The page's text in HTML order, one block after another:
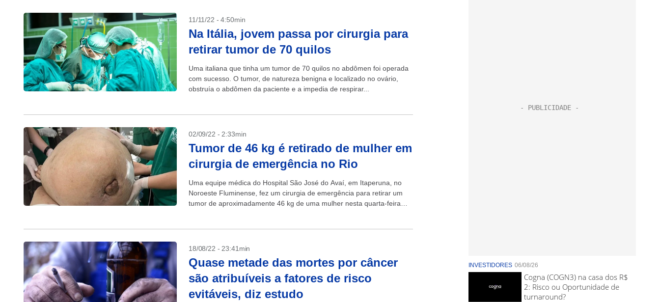
11/11/22 - 4:50min
Na Itália, jovem passa por cirurgia para
retirar tumor de 70 quilos
Uma italiana que tinha um tumor de 70 quilos no abdômen foi operada
com sucesso. O tumor, de natureza benigna e localizado no ovário,
obstruía o abdômen da paciente e a impedia de respirar...
02/09/22 - 2:33min
Tumor de 46 kg é retirado de mulher em
cirurgia de emergência no Rio
Uma equipe médica do Hospital São José do Avaí, em Itaperuna, no
Noroeste Fluminense, fez um cirurgia de emergência para retirar um
tumor de aproximadamente 46 kg de uma mulher nesta quarta-feira
18/08/22 - 23:41min
Quase metade das mortes por câncer
são atribuíveis a fatores de risco
evitáveis, diz estudo
INVESTIDORES 06/08/26
Cogna (COGN3) na casa dos R$
2: Risco ou Oportunidade de
turnaround?